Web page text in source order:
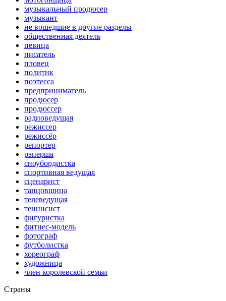
музыкальный продюсер
музыкант
не вошедшие в другие разделы
общественная деятель
певица
писатель
пловец
политик
поэтесса
предприниматель
продюсер
продюссер
радиоведущая
режиссер
режиссёр
репортер
рэперша
сноубордистка
спортивная ведущая
сценарист
танцовщица
телеведущая
теннисист
фигуристка
фитнес-модель
фотограф
футболистка
хореограф
художница
член королевской семьи
Страны